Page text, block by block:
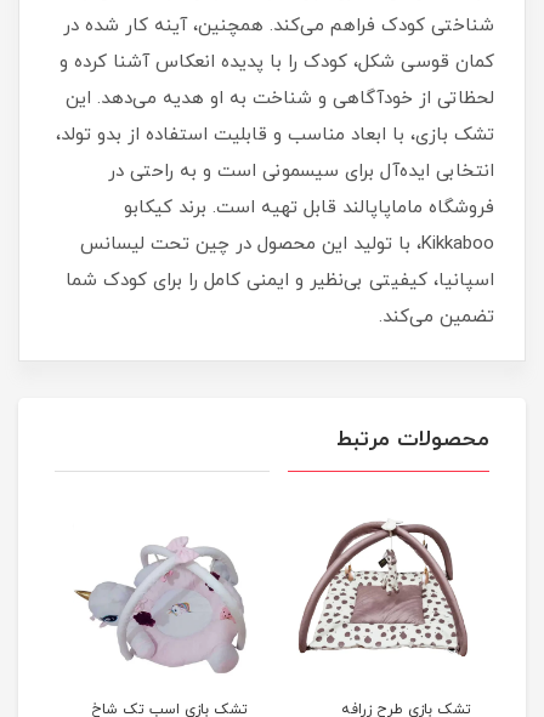
شناختی کودک فراهم می‌کند. همچنین، آینه کار شده در
کمان قوسی شکل، کودک را با پدیده انعکاس آشنا کرده و
لحظاتی از خودآگاهی و شناخت به او هدیه می‌دهد. این
تشک بازی، با ابعاد مناسب و قابلیت استفاده از بدو تولد،
انتخابی ایده‌آل برای سیسمونی است و به راحتی در
فروشگاه ماماپاپالند قابل تهیه است. برند کیکابو
Kikkaboo، با تولید این محصول در چین تحت لیسانس
اسپانیا، کیفیتی بی‌نظیر و ایمنی کامل را برای کودک شما
تضمین می‌کند.
محصولات مرتبط
تشک بازی اسب تک شاخ
تشک بازی فلکسی طرح